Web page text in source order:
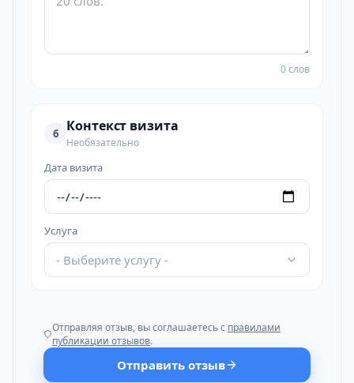
0 слов
6 Контекст визита
Необязательно
Дата визита
Услуга
- Выберите услугу -
Отправляя отзыв, вы соглашаетесь с правилами
публикации отзывов.
Отправить отзыв